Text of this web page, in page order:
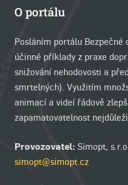
O portálu
Posláním portálu
účinné příklady z praxe
snižování nehodovosti a
smrtelných). Využitím
animací a videí řádově
zapamatovatelnost
Provozovatel: Simopt,
simopt@simopt.cz